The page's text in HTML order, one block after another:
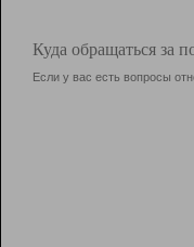
Куда обращаться за
Если у вас есть вопросы